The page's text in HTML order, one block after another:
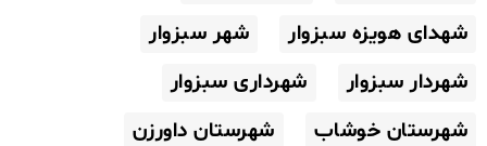
شهدای هویزه سبزوار
شهر سبزوار
شهردار سبزوار
شهرداری سبزوار
شهرستان خوشاب
شهرستان داورزن